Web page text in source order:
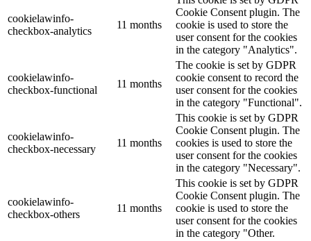
cookielawinfo-
checkbox-analytics
11 months
Cookie Consent plugin. The
cookie is used to store the
user consent for the cookies
in the category "Analytics".
cookielawinfo-
checkbox-functional
11 months
The cookie is set by GDPR
cookie consent to record the
user consent for the cookies
in the category "Functional".
cookielawinfo-
checkbox-necessary
11 months
This cookie is set by GDPR
Cookie Consent plugin. The
cookies is used to store the
user consent for the cookies
in the category "Necessary".
cookielawinfo-
checkbox-others
11 months
This cookie is set by GDPR
Cookie Consent plugin. The
cookie is used to store the
user consent for the cookies
in the category "Other.